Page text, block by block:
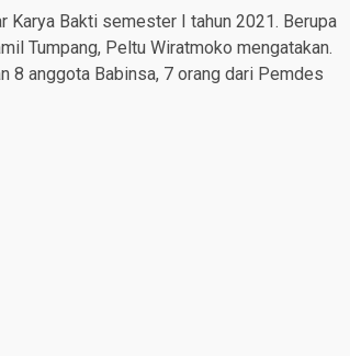
Karya Bakti semester I tahun 2021. Berupa
Tumpang, Peltu Wiratmoko mengatakan.
8 anggota Babinsa, 7 orang dari Pemdes